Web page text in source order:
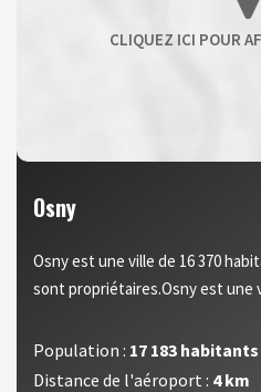
Osny
Osny est une ville de 16 370
sont propriétaires.Osny est une
Population : 17 183 habitants
Distance de l'aéroport : 4 km